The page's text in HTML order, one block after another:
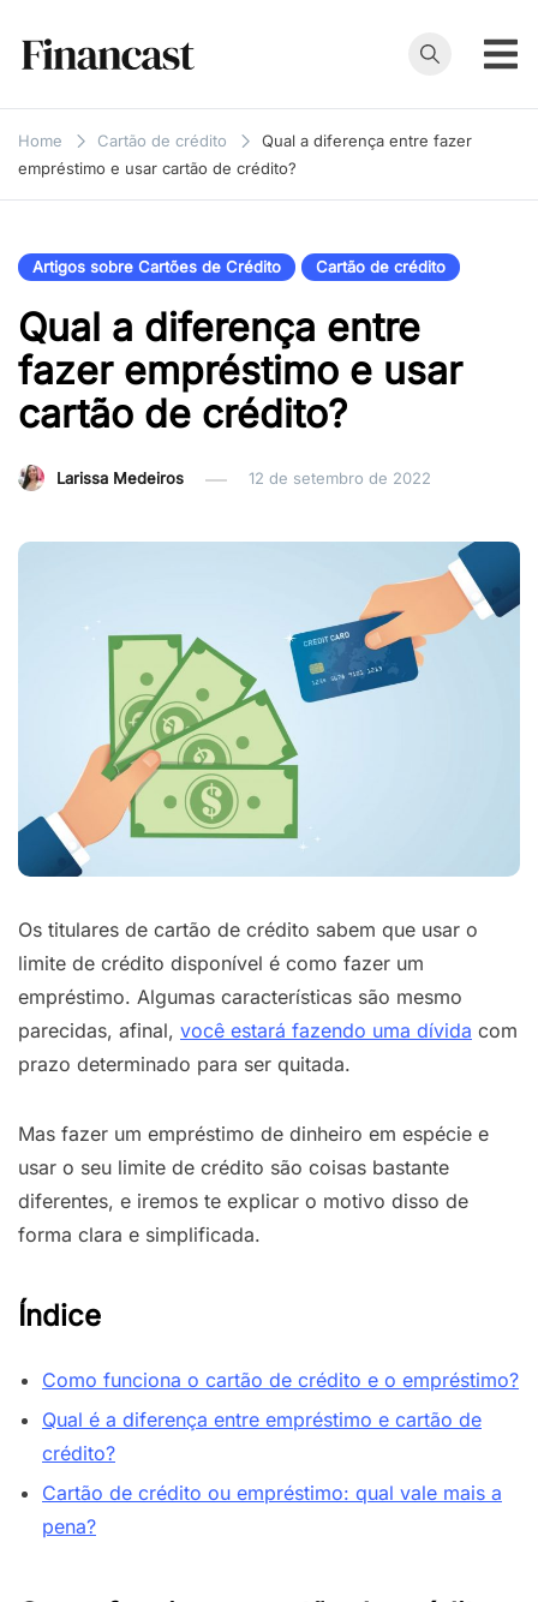
Financast
empréstimos,
as nossas
resenhas de
serviços
financeiros.
Home Cartão de crédito
Qual a diferença entre fazer
empréstimo e usar cartão de crédito?
Artigos sobre Cartões de Crédito Cartão de crédito
Qual a diferença entre
fazer empréstimo e usar
cartão de crédito?
Larissa Medeiros 12 de setembro de 2022
Os titulares de cartão de crédito sabem que usar o
limite de crédito disponível é como fazer um
empréstimo. Algumas características são mesmo
parecidas, afinal, você estará fazendo uma dívida com
prazo determinado para ser quitada.
Mas fazer um empréstimo de dinheiro em espécie e
usar o seu limite de crédito são coisas bastante
diferentes, e iremos te explicar o motivo disso de
forma clara e simplificada.
Índice
Como funciona o cartão de crédito e o empréstimo?
Qual é a diferença entre empréstimo e cartão de
crédito?
Cartão de crédito ou empréstimo: qual vale mais a
pena?